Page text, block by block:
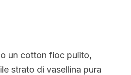
un cotton fioc pulito,
strato di vasellina pura